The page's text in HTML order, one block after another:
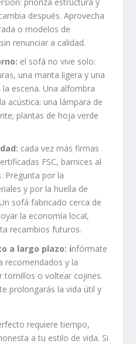
después. Aprovecha
o modelos de
renunciar a calidad.
el sofá no vive solo:
una manta ligera y una
escena. Una alfombra
acústica; una lámpara de
plantas de hoja verde
cada vez más firmas
FSC, barnices al
Pregunta por la
y por la huella de
sofá fabricado cerca de
la economía local,
recambios futuros.
a largo plazo: infórmate
recomendados y la
tornillos o voltear cojines.
prolongarás la vida útil y
requiere tiempo,
a tu estilo de vida. Si